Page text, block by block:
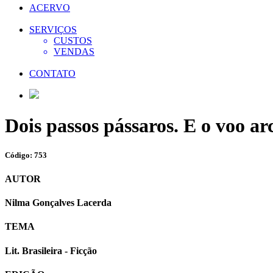
ACERVO
SERVIÇOS
CUSTOS
VENDAS
CONTATO
Dois passos pássaros. E o voo
Código: 753
AUTOR
Nilma Gonçalves Lacerda
TEMA
Lit. Brasileira - Ficção